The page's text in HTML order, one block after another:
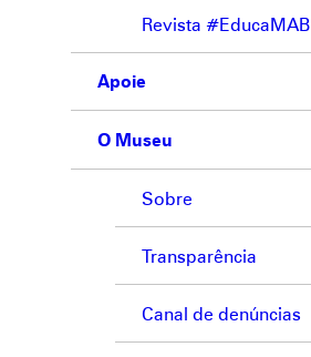
Revista #EducaMAB
Apoie
O Museu
Sobre
Transparência
Canal de denúncias